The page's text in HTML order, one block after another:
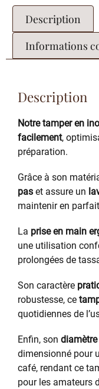
Description
Informations
Description
Notre tamper en
facilement,
préparation.
Grâce à son
pas et assure un
maintenir en
La prise en main
une utilisation
prolongées de
Son caractère
robustesse, ce
quotidiennes de
Enfin, son
dimensionné pour
café, rendant ce
pour les amateurs